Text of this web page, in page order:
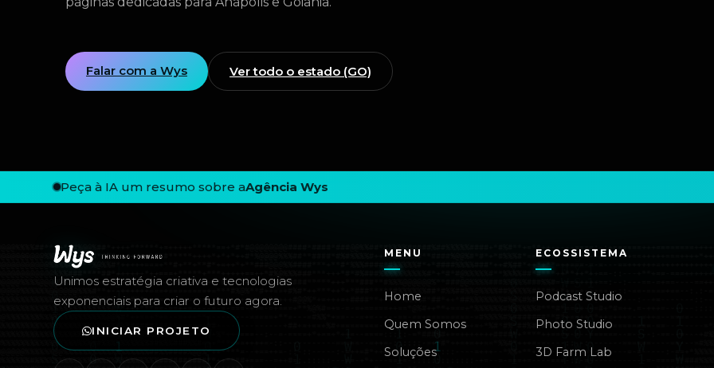
Falar com a Wys Ver todo o estado (GO)
Rodapé — Agência Wys
Peça à IA um resumo sobre aAgência Wys
Unimos estratégia criativa e tecnologias
exponenciais para criar o futuro agora.
INICIAR PROJETO
MENU
Home
Quem Somos
Soluções
ECOSSISTEMA
Podcast Studio
Photo Studio
3D Farm Lab